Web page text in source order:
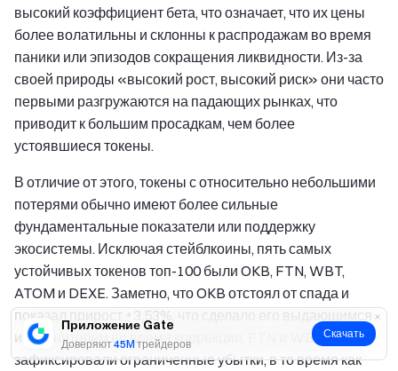
Приложение Gate
Доверяют45M трейдеров
Скачать
высокий коэффициент бета, что означает, что их цены
более волатильны и склонны к распродажам во время
паники или эпизодов сокращения ликвидности. Из-за
своей природы «высокий рост, высокий риск» они часто
первыми разгружаются на падающих рынках, что
приводит к большим просадкам, чем более
устоявшиеся токены.
В отличие от этого, токены с относительно небольшими
потерями обычно имеют более сильные
фундаментальные показатели или поддержку
экосистемы. Исключая стейблкоины, пять самых
устойчивых токенов топ-100 были OKB, FTN, WBT,
ATOM и DEXE. Заметно, что OKB отстоял от спада и
показал прирост +3,53%, что сделало его выдающимся
исполнителем во время коррекции. FTN и WBT также
зафиксировали ограниченные убытки, в то время как